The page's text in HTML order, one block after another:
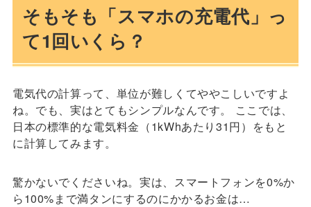
そもそも「スマホの充電代」っ
て1回いくら？
電気代の計算って、単位が難しくてややこしいですよ
ね。でも、実はとてもシンプルなんです。 ここでは、
日本の標準的な電気料金（1kWhあたり31円）をもと
に計算してみます。
驚かないでくださいね。実は、スマートフォンを0%か
ら100%まで満タンにするのにかかるお金は…